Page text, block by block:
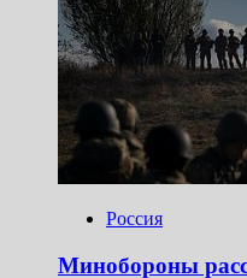
Россия
Минобороны